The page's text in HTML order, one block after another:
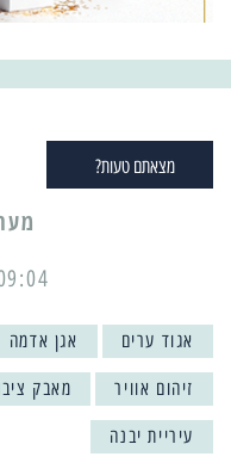
מצאתם טעות?
| 28/11/2024
אגוד ערים אגן אדמה
זיהום אוויר מאבק
עיריית יבנה